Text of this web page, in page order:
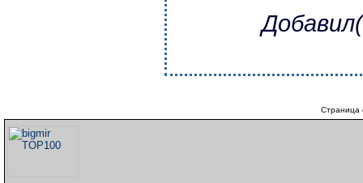
Страница